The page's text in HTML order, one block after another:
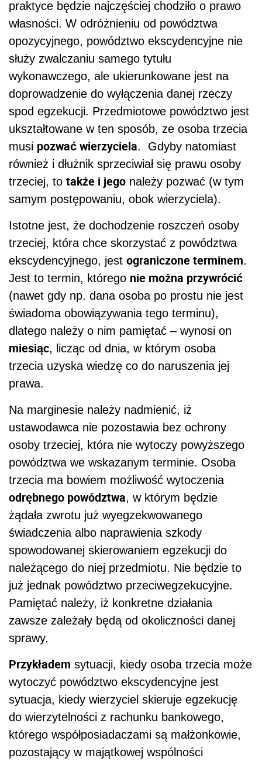
praktyce będzie najczęściej chodziło o prawo
własności. W odróżnieniu od powództwa
opozycyjnego, powództwo ekscydencyjne nie
służy zwalczaniu samego tytułu
wykonawczego, ale ukierunkowane jest na
doprowadzenie do wyłączenia danej rzeczy
spod egzekucji. Przedmiotowe powództwo jest
ukształtowane w ten sposób, ze osoba trzecia
musi pozwać wierzyciela. Gdyby natomiast
również i dłużnik sprzeciwiał się prawu osoby
trzeciej, to także i jego należy pozwać (w tym
samym postępowaniu, obok wierzyciela).
Istotne jest, że dochodzenie roszczeń osoby
trzeciej, która chce skorzystać z powództwa
ekscydencyjnego, jest ograniczone terminem.
Jest to termin, którego nie można przywrócić
(nawet gdy np. dana osoba po prostu nie jest
świadoma obowiązywania tego terminu),
dlatego należy o nim pamiętać – wynosi on
miesiąc, licząc od dnia, w którym osoba
trzecia uzyska wiedzę co do naruszenia jej
prawa.
Na marginesie należy nadmienić, iż
ustawodawca nie pozostawia bez ochrony
osoby trzeciej, która nie wytoczy powyższego
powództwa we wskazanym terminie. Osoba
trzecia ma bowiem możliwość wytoczenia
odrębnego powództwa, w którym będzie
żądała zwrotu już wyegzekwowanego
świadczenia albo naprawienia szkody
spowodowanej skierowaniem egzekucji do
należącego do niej przedmiotu. Nie będzie to
już jednak powództwo przeciwegzekucyjne.
Pamiętać należy, iż konkretne działania
zawsze zależały będą od okoliczności danej
sprawy.
Przykładem sytuacji, kiedy osoba trzecia może
wytoczyć powództwo ekscydencyjne jest
sytuacja, kiedy wierzyciel skieruje egzekucję
do wierzytelności z rachunku bankowego,
którego współposiadaczami są małżonkowie,
pozostający w majątkowej wspólności